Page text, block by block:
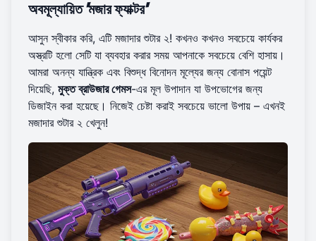
অবমূল্যায়িত 'মজার ফ্যাক্টর'
আসুন স্বীকার করি, এটি মজাদার শুটার ২! কখনও কখনও সবচেয়ে কার্যকর
অস্ত্রটি হলো সেটি যা ব্যবহার করার সময় আপনাকে সবচেয়ে বেশি হাসায়।
আমরা অনন্য যান্ত্রিক এবং বিশুদ্ধ বিনোদন মূল্যের জন্য বোনাস পয়েন্ট
দিয়েছি, মুক্ত ব্রাউজার গেমস-এর মূল উপাদান যা উপভোগের জন্য
ডিজাইন করা হয়েছে। নিজেই চেষ্টা করাই সবচেয়ে ভালো উপায় – এখনই
মজাদার শুটার ২ খেলুন!